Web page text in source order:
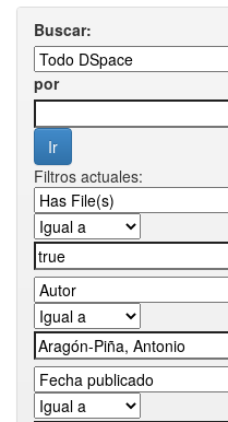
Buscar:
por
Filtros actuales: